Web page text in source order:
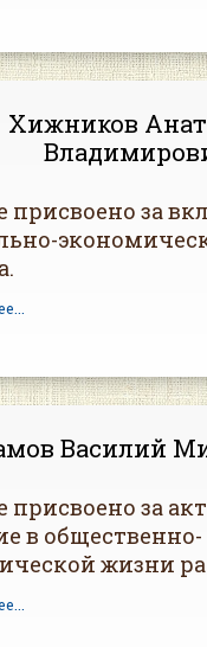
Хижников
присвоено за
Василий
присвоено за
в общественно-
жизни